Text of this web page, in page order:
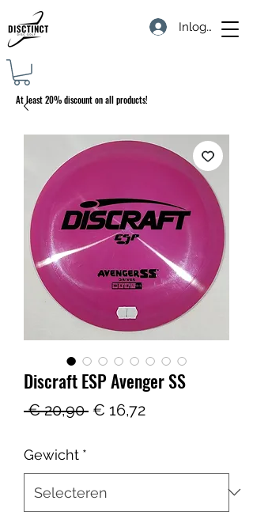
Inloggen
At least 20% discount on all products!
Discraft ESP Avenger SS
€ 20,90 Normale
€ 16,72Verkoopprijs
Gewicht *